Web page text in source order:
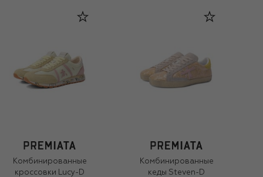
Комбинированные
кроссовки Lucy-D
Комбинированные
кеды Steven-D